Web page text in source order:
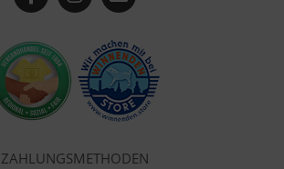
ZAHLUNGSMETHODEN